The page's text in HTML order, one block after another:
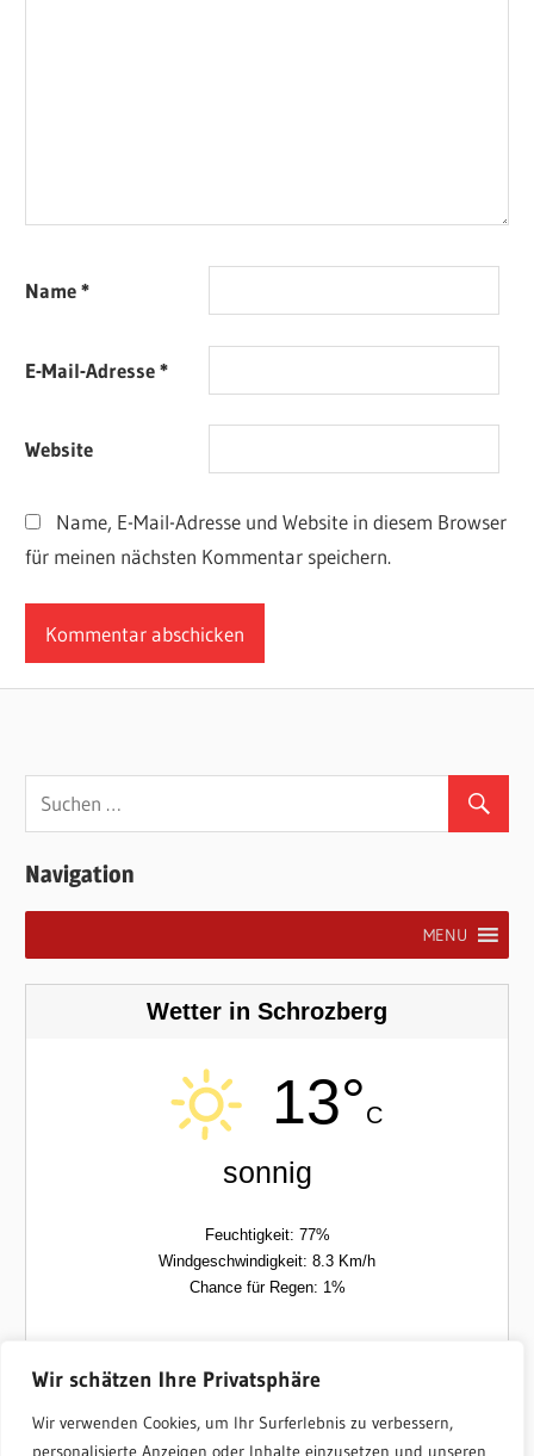
Wir schätzen Ihre Privatsphäre
Wir verwenden Cookies, um Ihr Surferlebnis zu verbessern,
personalisierte Anzeigen oder Inhalte einzusetzen und unseren
Name*
E-Mail-Adresse*
Website
Name, E-Mail-Adresse und Website in diesem Browser
für meinen nächsten Kommentar speichern.
Navigation
MENU
Wetter in Schrozberg
13°C
sonnig
Feuchtigkeit: 77%
Windgeschwindigkeit: 8.3 Km/h
Chance für Regen: 1%
12/29°C 16/33°C